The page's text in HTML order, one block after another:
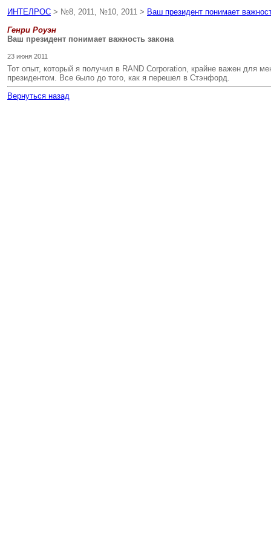
ИНТЕЛРОС > №8, 2011, №10, 2011 > Ваш президент понимает
Генри Роуэн
Ваш президент понимает важность закона
23 июня 2011
Тот опыт, который я получил в RAND Corporation, крайне важен для
президентом. Все было до того, как я перешел в Стэнфорд.
Вернуться назад